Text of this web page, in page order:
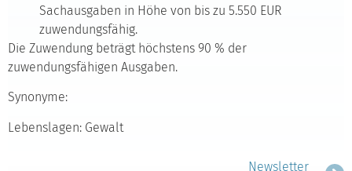
Sachausgaben in Höhe von bis zu 5.550 EUR
zuwendungsfähig.
Die Zuwendung beträgt höchstens 90 % der
zuwendungsfähigen Ausgaben.
Synonyme:
Lebenslagen: Gewalt
Newsletter